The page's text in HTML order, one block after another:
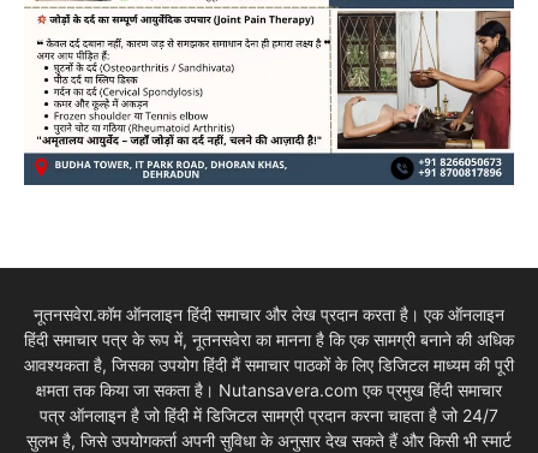
नूतनसवेरा.कॉम ऑनलाइन हिंदी समाचार और लेख प्रदान करता है। एक ऑनलाइन
हिंदी समाचार पत्र के रूप में, नूतनसवेरा का मानना है कि एक सामग्री बनाने की अधिक
आवश्यकता है, जिसका उपयोग हिंदी मैं समाचार पाठकों के लिए डिजिटल माध्यम की पूरी
क्षमता तक किया जा सकता है। Nutansavera.com एक प्रमुख हिंदी समाचार
पत्र ऑनलाइन है जो हिंदी में डिजिटल सामग्री प्रदान करना चाहता है जो 24/7
सुलभ है, जिसे उपयोगकर्ता अपनी सुविधा के अनुसार देख सकते हैं और किसी भी स्मार्ट